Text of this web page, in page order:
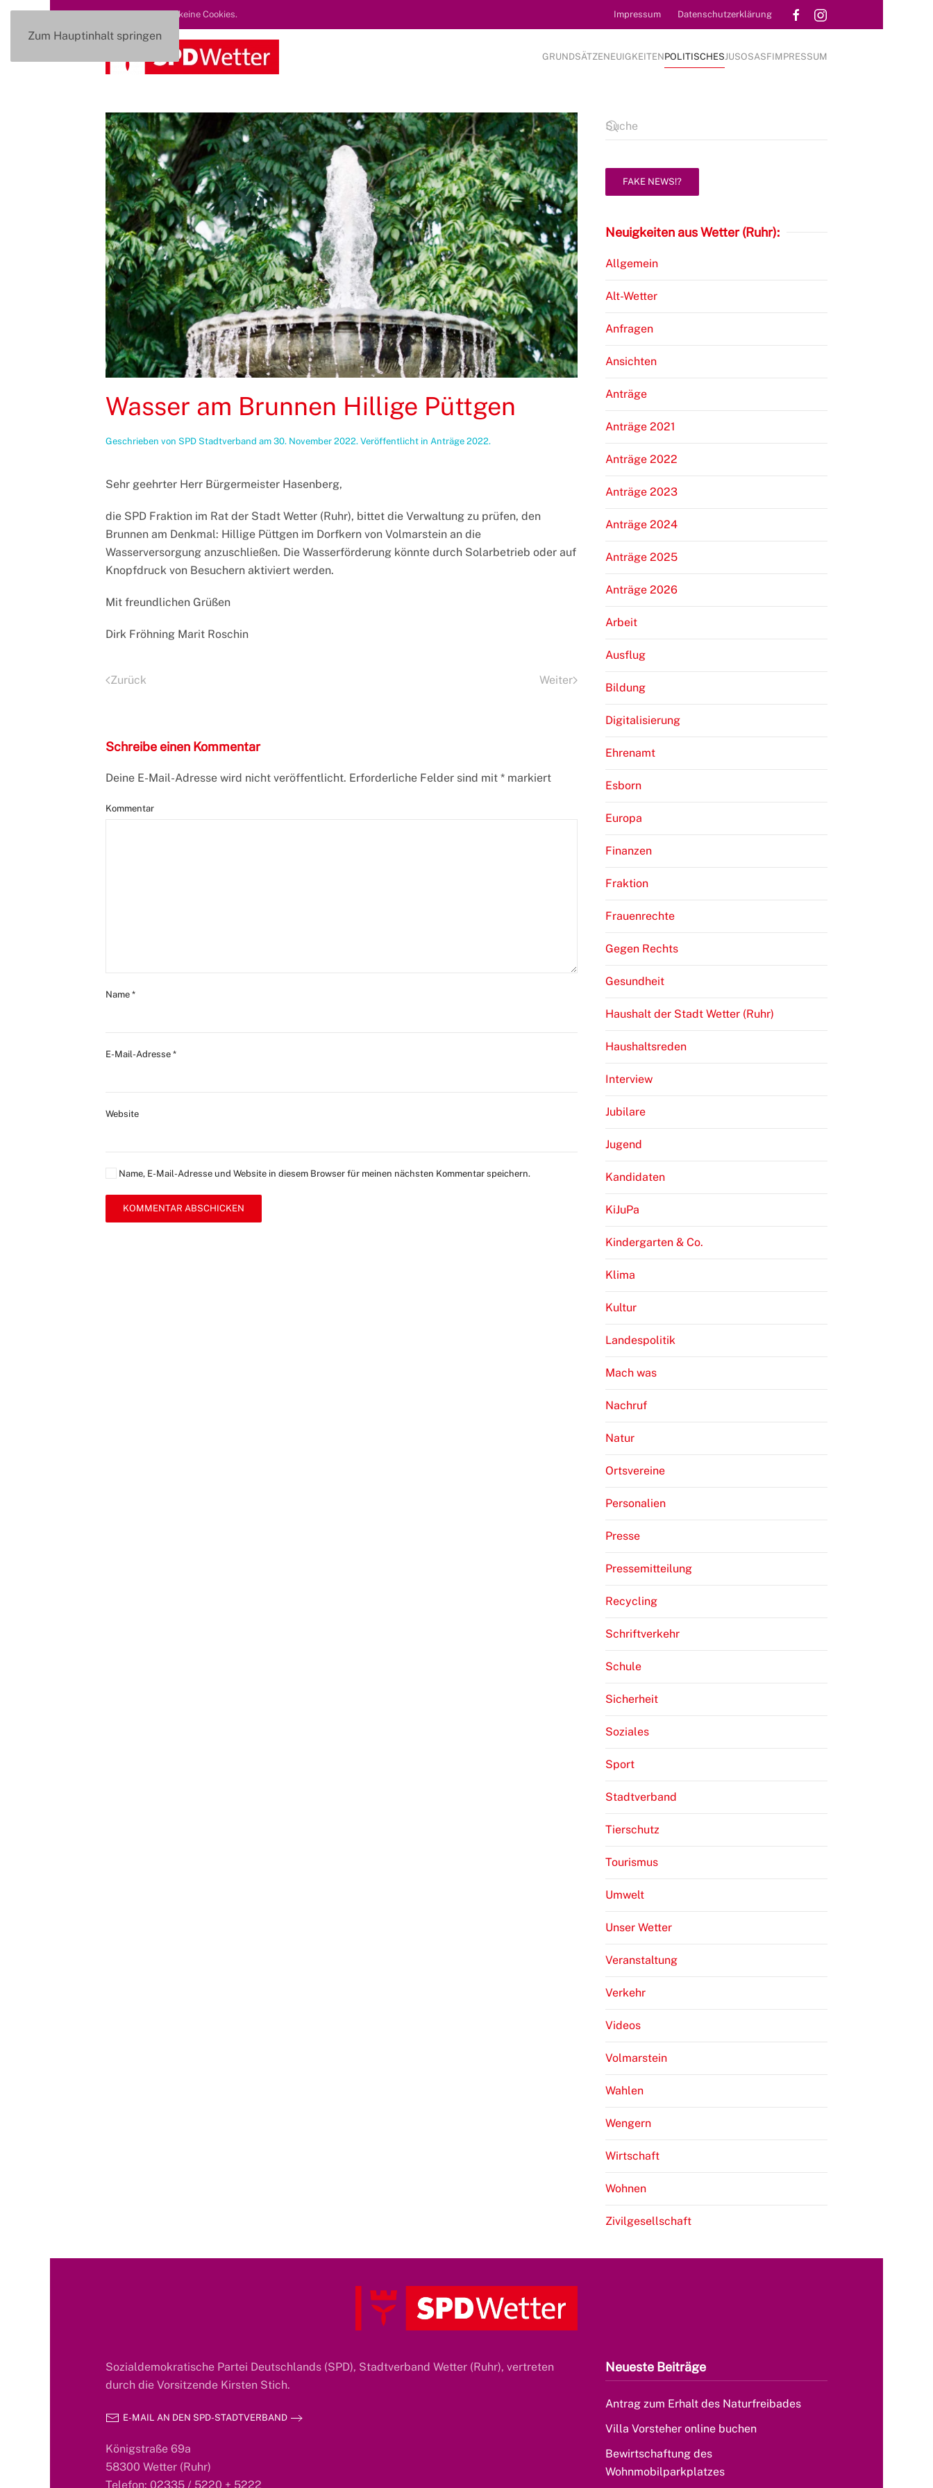
Zum Hauptinhalt springen
Diese Seite nutzt keine Cookies. Impressum Datenschutzerklärung
GRUNDSÄTZENEUIGKEITENPOLITISCHESJUSOSASFIMPRESSUM
Wasser am Brunnen Hillige Püttgen
Geschrieben von SPD Stadtverband am 30. November 2022. Veröffentlicht in Anträge 2022.
Sehr geehrter Herr Bürgermeister Hasenberg,
die SPD Fraktion im Rat der Stadt Wetter (Ruhr), bittet die Verwaltung zu prüfen, den
Brunnen am Denkmal: Hillige Püttgen im Dorfkern von Volmarstein an die
Wasserversorgung anzuschließen. Die Wasserförderung könnte durch Solarbetrieb oder auf
Knopfdruck von Besuchern aktiviert werden.
Mit freundlichen Grüßen
Dirk Fröhning Marit Roschin
Zurück Weiter
Schreibe einen Kommentar
Deine E-Mail-Adresse wird nicht veröffentlicht. Erforderliche Felder sind mit * markiert
Kommentar
Name *
E-Mail-Adresse *
Website
Name, E-Mail-Adresse und Website in diesem Browser für meinen nächsten Kommentar speichern.
KOMMENTAR ABSCHICKEN
FAKE NEWS!?
Neuigkeiten aus Wetter (Ruhr):
Allgemein
Alt-Wetter
Anfragen
Ansichten
Anträge
Anträge 2021
Anträge 2022
Anträge 2023
Anträge 2024
Anträge 2025
Anträge 2026
Arbeit
Ausflug
Bildung
Digitalisierung
Ehrenamt
Esborn
Europa
Finanzen
Fraktion
Frauenrechte
Gegen Rechts
Gesundheit
Haushalt der Stadt Wetter (Ruhr)
Haushaltsreden
Interview
Jubilare
Jugend
Kandidaten
KiJuPa
Kindergarten & Co.
Klima
Kultur
Landespolitik
Mach was
Nachruf
Natur
Ortsvereine
Personalien
Presse
Pressemitteilung
Recycling
Schriftverkehr
Schule
Sicherheit
Soziales
Sport
Stadtverband
Tierschutz
Tourismus
Umwelt
Unser Wetter
Veranstaltung
Verkehr
Videos
Volmarstein
Wahlen
Wengern
Wirtschaft
Wohnen
Zivilgesellschaft
Sozialdemokratische Partei Deutschlands (SPD), Stadtverband Wetter (Ruhr), vertreten
durch die Vorsitzende Kirsten Stich.
E-MAIL AN DEN SPD-STADTVERBAND
Königstraße 69a
58300 Wetter (Ruhr)
Telefon: 02335 / 5220 + 5222
Neueste Beiträge
Antrag zum Erhalt des Naturfreibades
Villa Vorsteher online buchen
Bewirtschaftung des
Wohnmobilparkplatzes